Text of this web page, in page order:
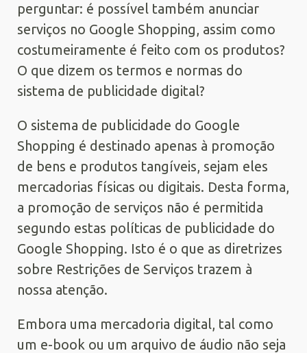
perguntar: é possível também anunciar
serviços no Google Shopping, assim como
costumeiramente é feito com os produtos?
O que dizem os termos e normas do
sistema de publicidade digital?
O sistema de publicidade do Google
Shopping é destinado apenas à promoção
de bens e produtos tangíveis, sejam eles
mercadorias físicas ou digitais. Desta forma,
a promoção de serviços não é permitida
segundo estas políticas de publicidade do
Google Shopping. Isto é o que as diretrizes
sobre Restrições de Serviços trazem à
nossa atenção.
Embora uma mercadoria digital, tal como
um e-book ou um arquivo de áudio não seja